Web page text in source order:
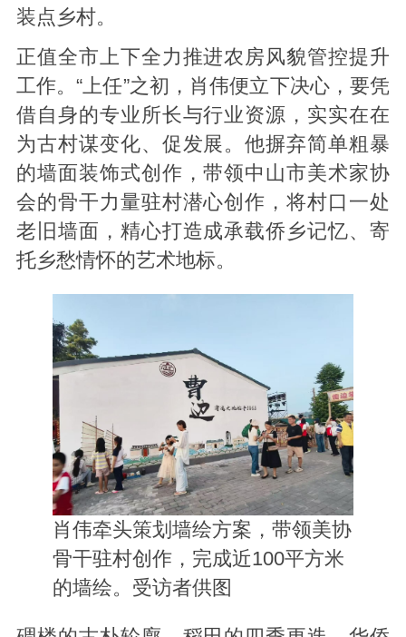
装点乡村。
正值全市上下全力推进农房风貌管控提升
工作。“上任”之初，肖伟便立下决心，要凭
借自身的专业所长与行业资源，实实在在
为古村谋变化、促发展。他摒弃简单粗暴
的墙面装饰式创作，带领中山市美术家协
会的骨干力量驻村潜心创作，将村口一处
老旧墙面，精心打造成承载侨乡记忆、寄
托乡愁情怀的艺术地标。
肖伟牵头策划墙绘方案，带领美协
骨干驻村创作，完成近100平方米
的墙绘。受访者供图